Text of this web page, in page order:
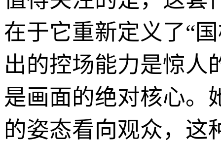
在于它重新定义了“
出的控场能力是惊人
是画面的绝对核心。
的姿态看向观众，这